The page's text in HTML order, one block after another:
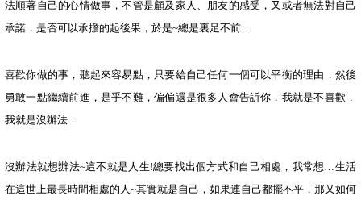
法順著自己的心情做事，不管是顧及家人、朋友的感受，又或者無法對自己
承諾，是否可以承擔的起後果，於是~總是裏足不前…
喜歡你做的事，聽起來容易點，只要給自己任何一個可以平衡的理由，然後
勇敢一點繼續前進，是乎不難，偏偏還是很多人會告訢你，我就是不喜歡，
我就是沒辦法…
沒辦法就想辦法~這不就是人生!總要找出個方式和自己相處，我常想…生活
在這世上最長時間相處的人~其實就是自己，如果連自己都擺不平，那又如何